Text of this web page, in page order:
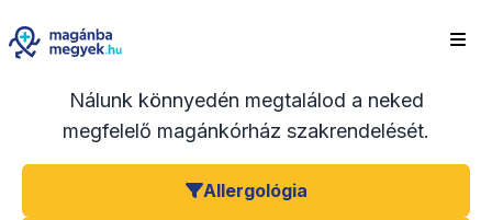
Nálunk könnyedén megtalálod a neked
megfelelő magánkórház szakrendelését.
Allergológia